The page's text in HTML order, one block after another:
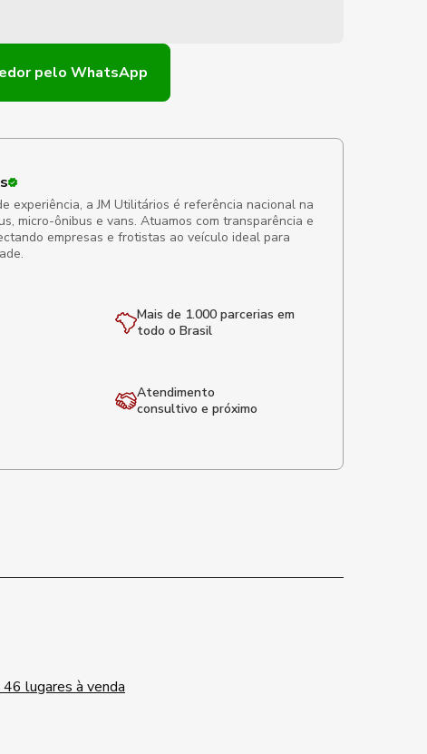
pelo WhatsApp
experiência, a JM Utilitários é referência nacional na
micro-ônibus e vans. Atuamos com transparência e
empresas e frotistas ao veículo ideal para
Mais de 1.000 parcerias em
todo o Brasil
Atendimento
consultivo e próximo
lugares à venda